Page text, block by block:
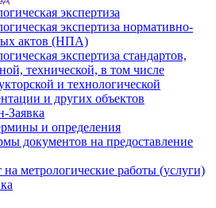
экспертиза
экспертиза нормативно-
актов (НПА)
экспертиза стандартов,
технической, в том числе
и технологической
и других объектов
Заявка
и определения
документов на предоставление
метрологические работы (услуги)